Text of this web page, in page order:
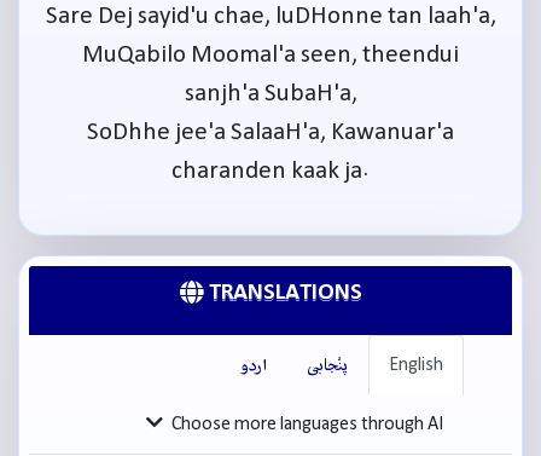
Sare Dej sayid'u chae, luDHonne tan laah'a,
MuQabilo Moomal'a seen, theendui
sanjh'a SubaH'a,
SoDhhe jee'a SalaaH'a, Kawanuar'a
charanden kaak ja.
TRANSLATIONS
English پنْجابی اردو
Choose more languages through AI